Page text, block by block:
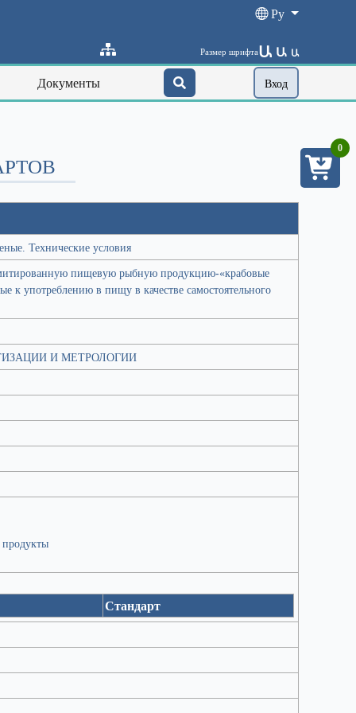
Ру
Размер шрифтаԱ Ա Ա
Документы Вход
Технические условия
пищевую рыбную продукцию-«крабовые
к употреблению в пищу в качестве самостоятельного
И МЕТРОЛОГИИ
Стандарт
0